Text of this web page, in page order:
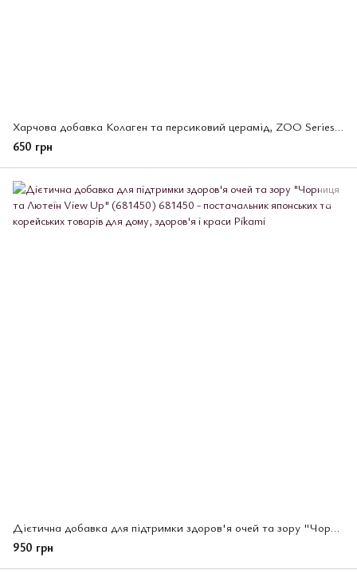
Харчова добавка Колаген та персиковий церамід, ZOO Series Unimat Riken 150 таб. (672960)
650 грн
Дієтична добавка для підтримки здоров'я очей та зору "Чорниця та Лютеїн View Up" (681450)
950 грн